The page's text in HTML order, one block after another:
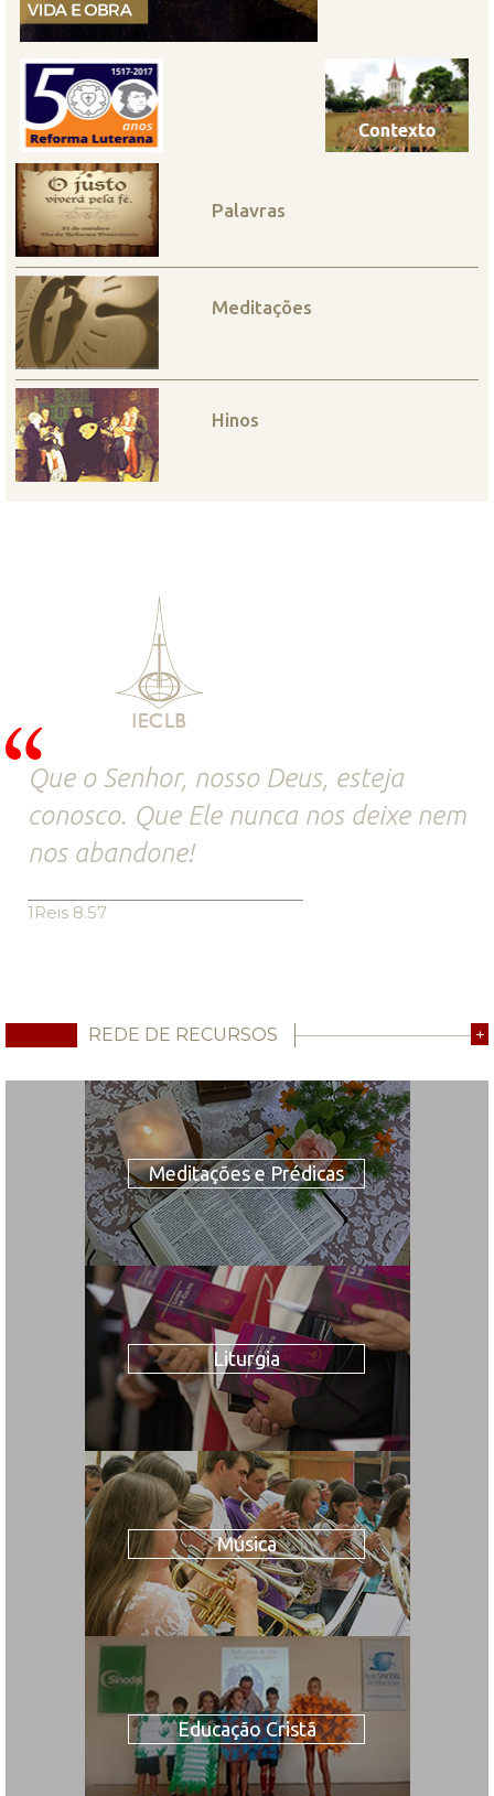
Palavras
Meditações
Hinos
Que o Senhor, nosso Deus, esteja
conosco. Que Ele nunca nos deixe nem
nos abandone!
1Reis 8.57
REDE DE RECURSOS +
Meditações e Prédicas
Liturgia
Música
Educação Cristã